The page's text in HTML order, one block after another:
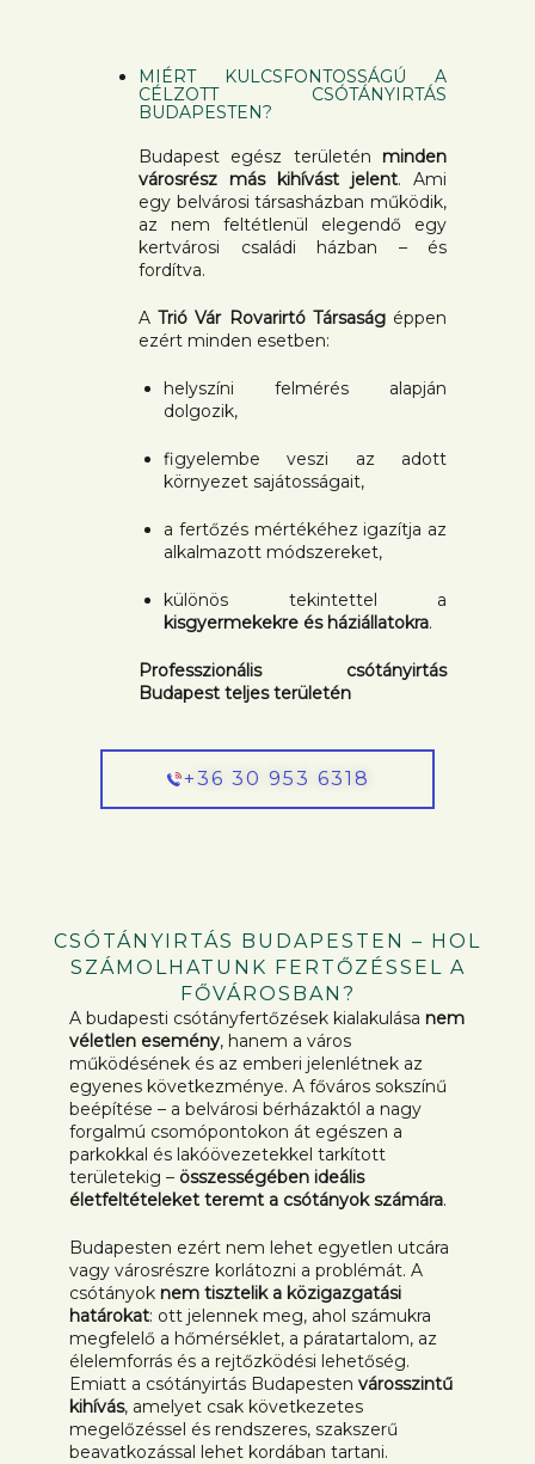
MIÉRT KULCSFONTOSSÁGÚ A
CÉLZOTT CSÓTÁNYIRTÁS
BUDAPESTEN?
Budapest egész területén minden
városrész más kihívást jelent. Ami
egy belvárosi társasházban működik,
az nem feltétlenül elegendő egy
kertvárosi családi házban – és
fordítva.
ATrió Vár Rovarirtó Társaságéppen
ezért minden esetben:
helyszíni felmérés alapján
dolgozik,
figyelembe veszi az adott
környezet sajátosságait,
a fertőzés mértékéhez igazítja az
alkalmazott módszereket,
különös tekintettel a
kisgyermekekre és háziállatokra.
Professzionális csótányirtás
Budapest teljes területén
+36 30 953 6318
CSÓTÁNYIRTÁS BUDAPESTEN – HOL
SZÁMOLHATUNK FERTŐZÉSSEL A
FŐVÁROSBAN?
A budapesti csótányfertőzések kialakulása nem
véletlen esemény, hanem a város
működésének és az emberi jelenlétnek az
egyenes következménye. A főváros sokszínű
beépítése – a belvárosi bérházaktól a nagy
forgalmú csomópontokon át egészen a
parkokkal és lakóövezetekkel tarkított
területekig – összességében ideális
életfeltételeket teremt a csótányok számára.
Budapesten ezért nem lehet egyetlen utcára
vagy városrészre korlátozni a problémát. A
csótányok nem tisztelik a közigazgatási
határokat: ott jelennek meg, ahol számukra
megfelelő a hőmérséklet, a páratartalom, az
élelemforrás és a rejtőzködési lehetőség.
Emiatt a csótányirtás Budapesten városszintű
kihívás, amelyet csak következetes
megelőzéssel és rendszeres, szakszerű
beavatkozással lehet kordában tartani.